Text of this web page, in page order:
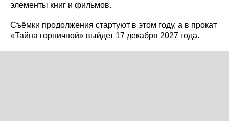
элементы книг и фильмов.
Съёмки продолжения стартуют в этом году, а в прокат
«Тайна горничной» выйдет 17 декабря 2027 года.